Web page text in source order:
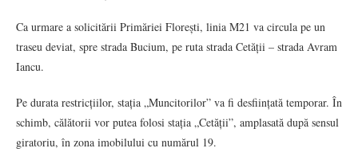
Ca urmare a solicitării Primăriei Florești, linia M21 va circula pe un
traseu deviat, spre strada Bucium, pe ruta strada Cetății – strada Avram
Iancu.
Pe durata restricțiilor, stația „Muncitorilor” va fi desființată temporar. În
schimb, călătorii vor putea folosi stația „Cetății”, amplasată după sensul
giratoriu, în zona imobilului cu numărul 19.